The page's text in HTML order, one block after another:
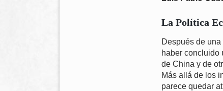
La Política
Después de
haber concluido
de China y de
Más allá de los
parece quedar